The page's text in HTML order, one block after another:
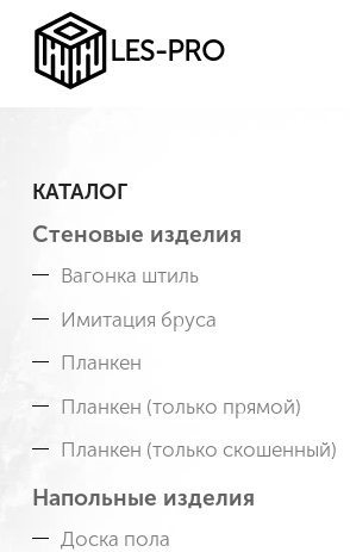
LES-PRO
КАТАЛОГ
Стеновые изделия
Вагонка штиль
Имитация бруса
Планкен
Планкен (только прямой)
Планкен (только скошенный)
Напольные изделия
Доска пола